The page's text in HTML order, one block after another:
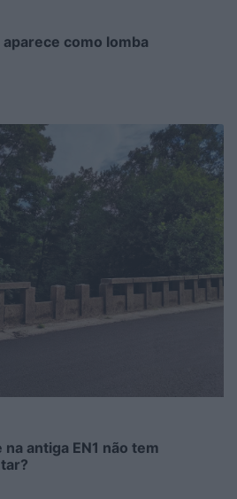
como lomba
antiga EN1 não tem